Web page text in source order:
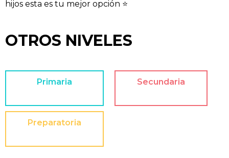
hijos esta es tu mejor opción ⭐
OTROS NIVELES
Primaria Secundaria
Preparatoria